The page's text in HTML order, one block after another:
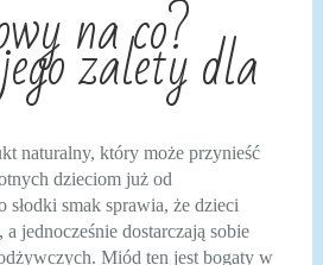
na co?
zalety dla
naturalny, który może przynieść
dzieciom już od
słodki smak sprawia, że dzieci
jednocześnie dostarczają sobie
Miód ten jest bogaty w